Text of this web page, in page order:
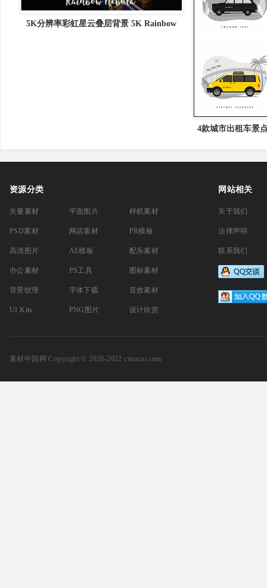
5K分辨率彩虹星云叠层背景 5K Rainbow
4款城市出租车景
资源分类
矢量素材
PSD素材
高清图片
办公素材
背景纹理
UI Kits
平面图片
网店素材
AE模板
PS工具
字体下载
PNG图片
样机素材
PR模板
配乐素材
图标素材
音效素材
设计欣赏
网站相关
关于我们
法律声明
联系我们
素材中国网 Copyright © 2020-2022 cnsucai.com